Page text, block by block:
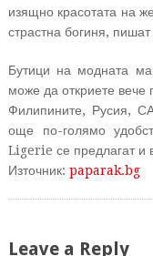
изящно красотата на
страстна богиня,
Бутици на модната
може да откриете вече
Филипините, Русия,
още по-голямо
Ligerie се предлагат и
Източник: paparak.bg
Leave a Reply